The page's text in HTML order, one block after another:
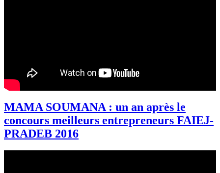
MAMA SOUMANA : un an après le
concours meilleurs entrepreneurs FAIEJ-
PRADEB 2016